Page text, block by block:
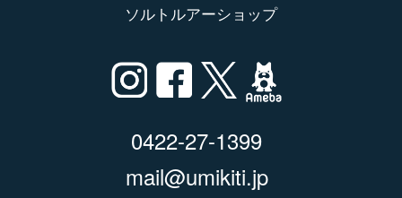
ソルトルアーショップ
0422-27-1399
mail@umikiti.jp